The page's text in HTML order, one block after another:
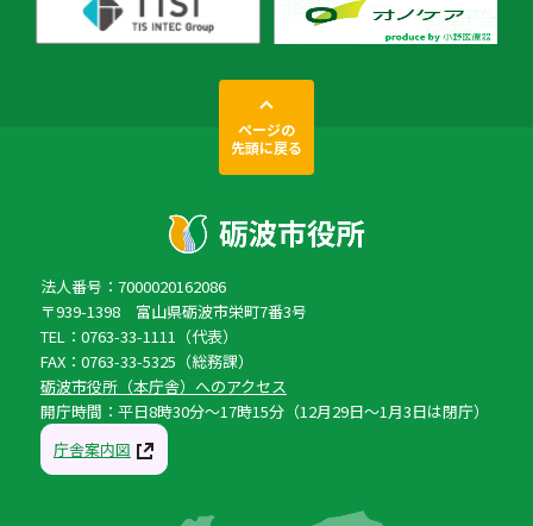
ページの
先頭に戻る
法人番号：7000020162086
〒939-1398 富山県砺波市栄町7番3号
TEL：0763-33-1111（代表）
FAX：0763-33-5325（総務課）
砺波市役所（本庁舎）へのアクセス
開庁時間：平日8時30分〜17時15分（12月29日〜1月3日は閉庁）
庁舎案内図